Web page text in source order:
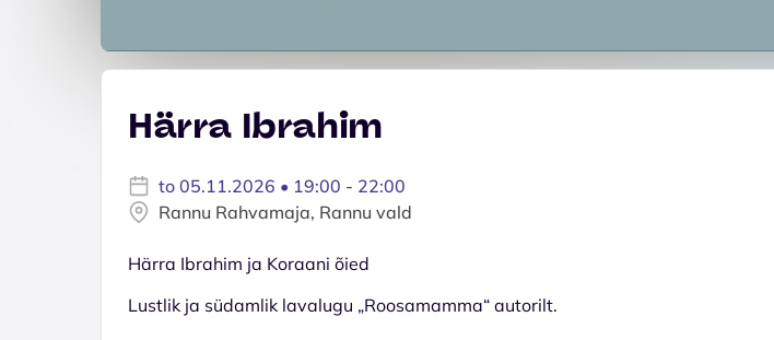
Härra Ibrahim
to 05.11.2026 • 19:00 - 22:00
Rannu Rahvamaja, Rannu vald
Härra Ibrahim ja Koraani õied
Lustlik ja südamlik lavalugu „Roosamamma“ autorilt.